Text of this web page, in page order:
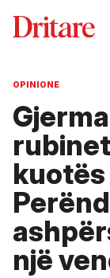
OPINIONE
një